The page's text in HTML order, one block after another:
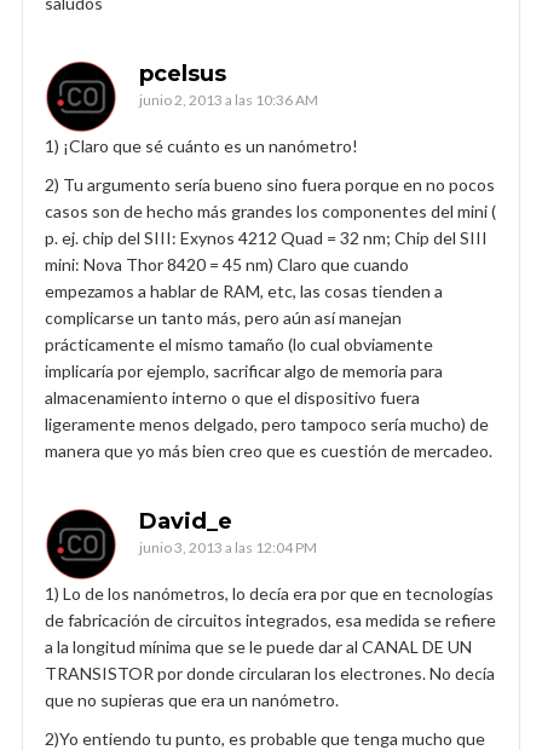
pcelsus
junio 2, 2013 a las 10:36 AM
1) ¡Claro que sé cuánto es un nanómetro!
2) Tu argumento sería bueno sino fuera porque en no pocos
casos son de hecho más grandes los componentes del mini (
p. ej. chip del SIII: Exynos 4212 Quad = 32 nm; Chip del SIII
mini: Nova Thor 8420 = 45 nm) Claro que cuando
empezamos a hablar de RAM, etc, las cosas tienden a
complicarse un tanto más, pero aún así manejan
prácticamente el mismo tamaño (lo cual obviamente
implicaría por ejemplo, sacrificar algo de memoria para
almacenamiento interno o que el dispositivo fuera
ligeramente menos delgado, pero tampoco sería mucho) de
manera que yo más bien creo que es cuestión de mercadeo.
David_e
junio 3, 2013 a las 12:04 PM
1) Lo de los nanómetros, lo decía era por que en tecnologías
de fabricación de circuitos integrados, esa medida se refiere
a la longitud mínima que se le puede dar al CANAL DE UN
TRANSISTOR por donde circularan los electrones. No decía
que no supieras que era un nanómetro.
2)Yo entiendo tu punto, es probable que tenga mucho que